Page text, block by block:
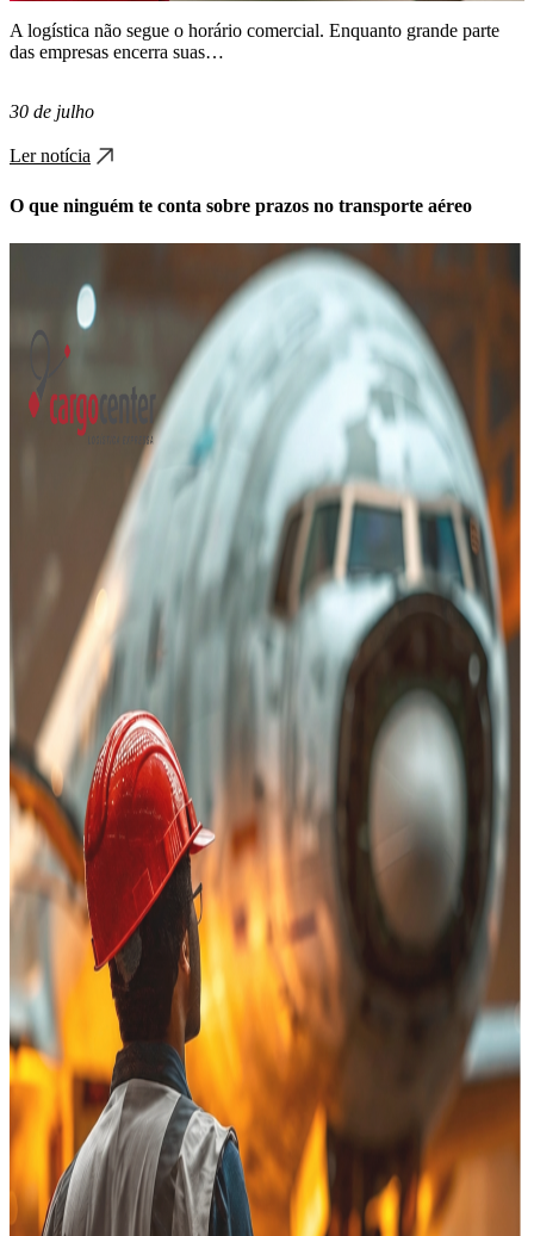
A logística não segue o horário comercial. Enquanto grande parte
das empresas encerra suas…
30 de julho
Ler notícia
O que ninguém te conta sobre prazos no transporte aéreo